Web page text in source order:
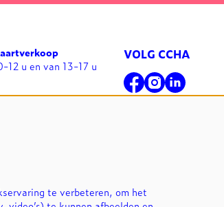
12 u en van 13-17 u
VOLG CCHA
te verbeteren, om het